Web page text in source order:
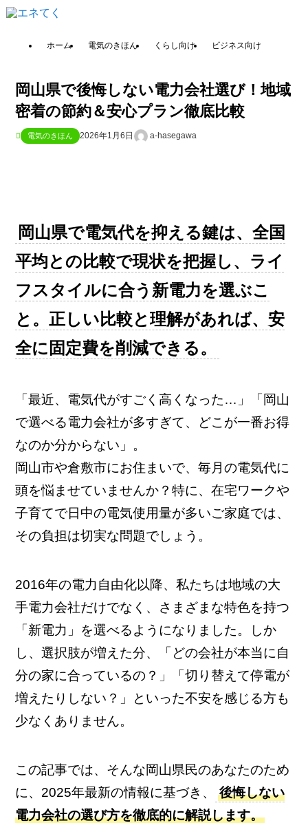
ホーム 電気のきほん くらし向け ビジネス向け
岡山県で後悔しない電力会社選び！地域
密着の節約＆安心プラン徹底比較
電気のきほん 2026年1月6日 a-hasegawa
岡山県で電気代を抑える鍵は、全国
平均との比較で現状を把握し、ライ
フスタイルに合う新電力を選ぶこ
と。正しい比較と理解があれば、安
全に固定費を削減できる。
「最近、電気代がすごく高くなった…」「岡山
で選べる電力会社が多すぎて、どこが一番お得
なのか分からない」。
岡山市や倉敷市にお住まいで、毎月の電気代に
頭を悩ませていませんか？特に、在宅ワークや
子育てで日中の電気使用量が多いご家庭では、
その負担は切実な問題でしょう。
2016年の電力自由化以降、私たちは地域の大
手電力会社だけでなく、さまざまな特色を持つ
「新電力」を選べるようになりました。しか
し、選択肢が増えた分、「どの会社が本当に自
分の家に合っているの？」「切り替えて停電が
増えたりしない？」といった不安を感じる方も
少なくありません。
この記事では、そんな岡山県民のあなたのため
に、2025年最新の情報に基づき、
後悔しない
電力会社の選び方を徹底的に解説します。